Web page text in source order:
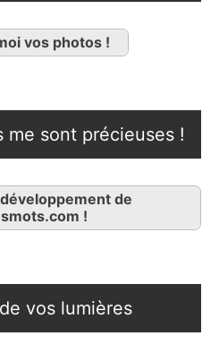
vos photos !
me sont précieuses !
de
!
vos lumières